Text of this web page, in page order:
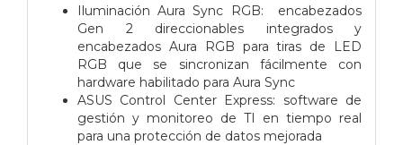
Iluminación Aura Sync RGB: encabezados
Gen 2 direccionables integrados y
encabezados Aura RGB para tiras de LED
RGB que se sincronizan fácilmente con
hardware habilitado para Aura Sync
ASUS Control Center Express: software de
gestión y monitoreo de TI en tiempo real
para una protección de datos mejorada